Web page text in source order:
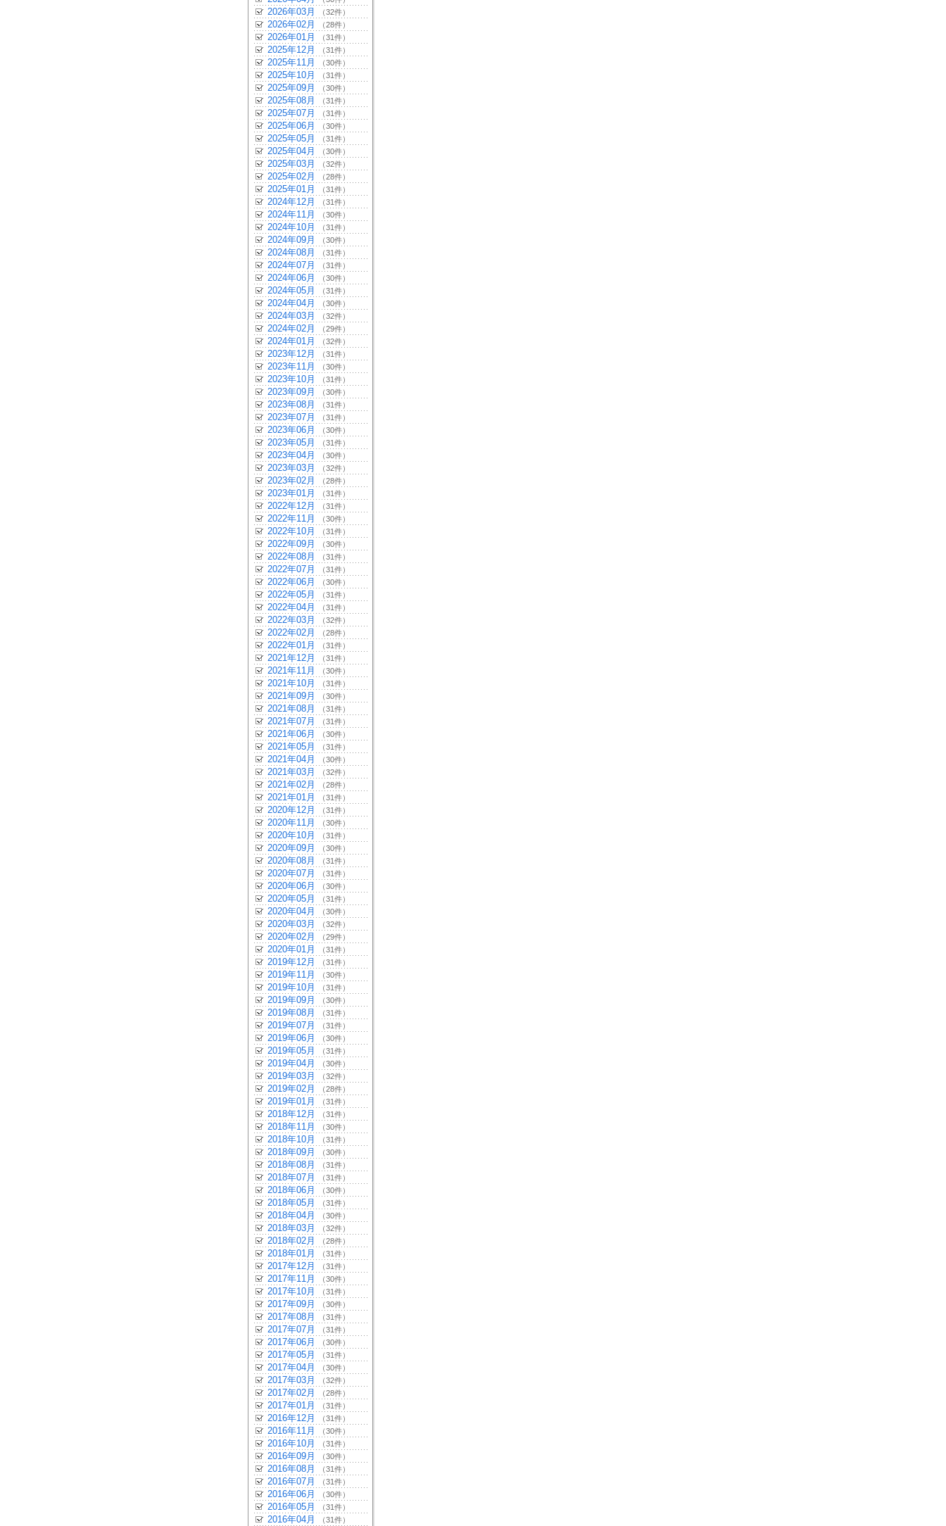
2026年03月 （32件）
2026年02月 （28件）
2026年01月 （31件）
2025年12月 （31件）
2025年11月 （30件）
2025年10月 （31件）
2025年09月 （30件）
2025年08月 （31件）
2025年07月 （31件）
2025年06月 （30件）
2025年05月 （31件）
2025年04月 （30件）
2025年03月 （32件）
2025年02月 （28件）
2025年01月 （31件）
2024年12月 （31件）
2024年11月 （30件）
2024年10月 （31件）
2024年09月 （30件）
2024年08月 （31件）
2024年07月 （31件）
2024年06月 （30件）
2024年05月 （31件）
2024年04月 （30件）
2024年03月 （32件）
2024年02月 （29件）
2024年01月 （32件）
2023年12月 （31件）
2023年11月 （30件）
2023年10月 （31件）
2023年09月 （30件）
2023年08月 （31件）
2023年07月 （31件）
2023年06月 （30件）
2023年05月 （31件）
2023年04月 （30件）
2023年03月 （32件）
2023年02月 （28件）
2023年01月 （31件）
2022年12月 （31件）
2022年11月 （30件）
2022年10月 （31件）
2022年09月 （30件）
2022年08月 （31件）
2022年07月 （31件）
2022年06月 （30件）
2022年05月 （31件）
2022年04月 （31件）
2022年03月 （32件）
2022年02月 （28件）
2022年01月 （31件）
2021年12月 （31件）
2021年11月 （30件）
2021年10月 （31件）
2021年09月 （30件）
2021年08月 （31件）
2021年07月 （31件）
2021年06月 （30件）
2021年05月 （31件）
2021年04月 （30件）
2021年03月 （32件）
2021年02月 （28件）
2021年01月 （31件）
2020年12月 （31件）
2020年11月 （30件）
2020年10月 （31件）
2020年09月 （30件）
2020年08月 （31件）
2020年07月 （31件）
2020年06月 （30件）
2020年05月 （31件）
2020年04月 （30件）
2020年03月 （32件）
2020年02月 （29件）
2020年01月 （31件）
2019年12月 （31件）
2019年11月 （30件）
2019年10月 （31件）
2019年09月 （30件）
2019年08月 （31件）
2019年07月 （31件）
2019年06月 （30件）
2019年05月 （31件）
2019年04月 （30件）
2019年03月 （32件）
2019年02月 （28件）
2019年01月 （31件）
2018年12月 （31件）
2018年11月 （30件）
2018年10月 （31件）
2018年09月 （30件）
2018年08月 （31件）
2018年07月 （31件）
2018年06月 （30件）
2018年05月 （31件）
2018年04月 （30件）
2018年03月 （32件）
2018年02月 （28件）
2018年01月 （31件）
2017年12月 （31件）
2017年11月 （30件）
2017年10月 （31件）
2017年09月 （30件）
2017年08月 （31件）
2017年07月 （31件）
2017年06月 （30件）
2017年05月 （31件）
2017年04月 （30件）
2017年03月 （32件）
2017年02月 （28件）
2017年01月 （31件）
2016年12月 （31件）
2016年11月 （30件）
2016年10月 （31件）
2016年09月 （30件）
2016年08月 （31件）
2016年07月 （31件）
2016年06月 （30件）
2016年05月 （31件）
2016年04月 （31件）